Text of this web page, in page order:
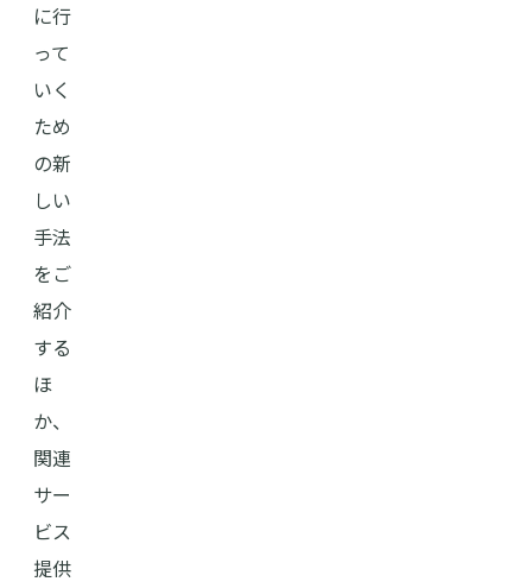
に行
って
いく
ため
の新
しい
手法
をご
紹介
する
ほ
か、
関連
サー
ビス
提供